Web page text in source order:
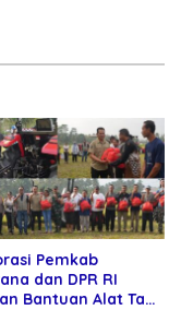
Pemkab
dan DPR RI
Bantuan Alat Tani